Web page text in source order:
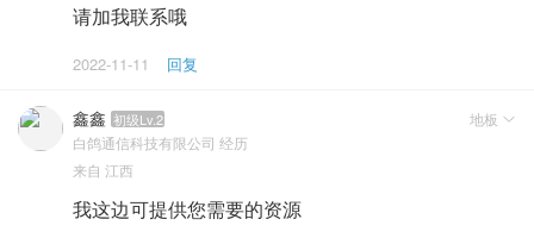
请加我联系哦
2022-11-11 回复
鑫鑫 初级Lv.2 地板 
白鸽通信科技有限公司 经历
来自 江西
我这边可提供您需要的资源